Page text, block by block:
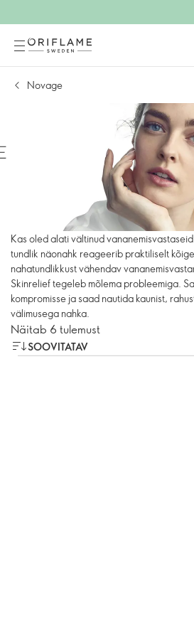
Novage
Kas oled alati vältinud
tundlik näonahk reageerib praktiliselt
nahatundlikkust vähendav
Skinrelief tegeleb mõlema probleemiga.
kompromisse ja saad nautida kaunist,
välimusega nahka.
Näitab 6 tulemust
SOOVITATAV